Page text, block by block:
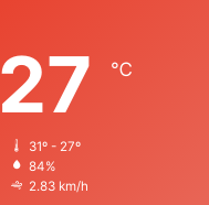
27 ℃
31º - 27º
84%
2.83 km/h